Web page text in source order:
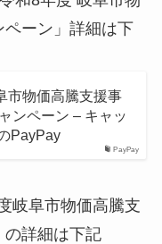
ーン」詳細は下
PayPay
市物価高騰支援事
ンペーン – キャッ
PayPay
岐阜市物価高騰支
の詳細は下記